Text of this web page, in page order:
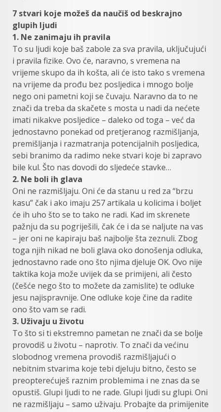
7 stvari koje možeš da naučiš od beskrajno
glupih ljudi
1. Ne zanimaju ih pravila
To su ljudi koje baš zabole za sva pravila, uključujući
i pravila fizike. Ovo će, naravno, s vremena na
vrijeme skupo da ih košta, ali će isto tako s vremena
na vrijeme da prođu bez posljedica i mnogo bolje
nego oni pametni koji se čuvaju. Naravno da to ne
znači da treba da skačete s mosta u nadi da nećete
imati nikakve posljedice – daleko od toga – već da
jednostavno ponekad od pretjeranog razmišljanja,
premišljanja i razmatranja potencijalnih posljedica,
sebi branimo da radimo neke stvari koje bi zapravo
bile kul. Što nas dovodi do sljedeće stavke…
2. Ne boli ih glava
Oni ne razmišljaju. Oni će da stanu u red za “brzu
kasu” čak i ako imaju 257 artikala u kolicima i boljet
će ih uho što se to tako ne radi. Kad im skrenete
pažnju da su pogriješili, čak će i da se naljute na vas
– jer oni ne kapiraju baš najbolje šta zeznuli. Zbog
toga njih nikad ne boli glava oko donošenja odluka,
jednostavno rade ono što njima djeluje OK. Ovo nije
taktika koja može uvijek da se primijeni, ali često
(češće nego što to možete da zamislite) te odluke
jesu najispravnije. One odluke koje čine da radite
ono što vam se radi.
3. Uživaju u životu
To što si ti ekstremno pametan ne znači da se bolje
provodiš u životu – naprotiv. To znači da većinu
slobodnog vremena provodiš razmišljajući o
nebitnim stvarima koje tebi djeluju bitno, često se
preopterećuješ raznim problemima i ne znas da se
opustiš. Glupi ljudi to ne rade. Glupi ljudi su glupi. Oni
ne razmišljaju – samo uživaju. Probajte da primijenite